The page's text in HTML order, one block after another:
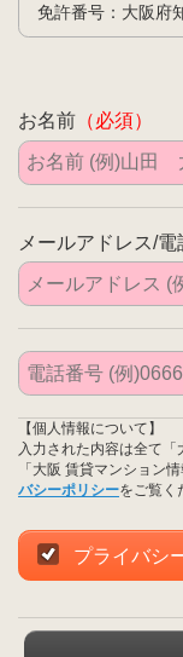
免許番号：大阪府
お名前 （必須）
メールアドレス/電
【個人情報について】
入力された内容は全て「
「大阪 賃貸マンション
バシーポリシーをご覧く
プライバシ